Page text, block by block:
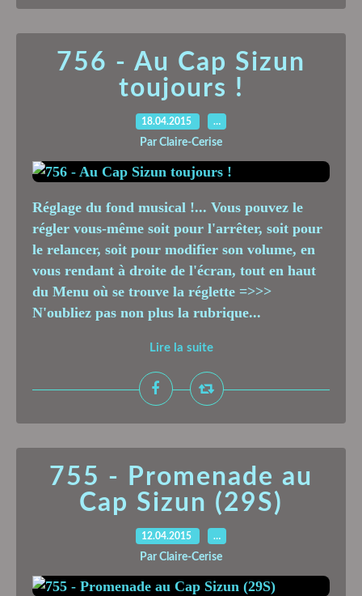
756 - Au Cap Sizun
toujours !
18.04.2015 …
Par Claire-Cerise
Réglage du fond musical !... Vous pouvez le
régler vous-même soit pour l'arrêter, soit pour
le relancer, soit pour modifier son volume, en
vous rendant à droite de l'écran, tout en haut
du Menu où se trouve la réglette =>>>
N'oubliez pas non plus la rubrique...
Lire la suite
755 - Promenade au
Cap Sizun (29S)
12.04.2015 …
Par Claire-Cerise